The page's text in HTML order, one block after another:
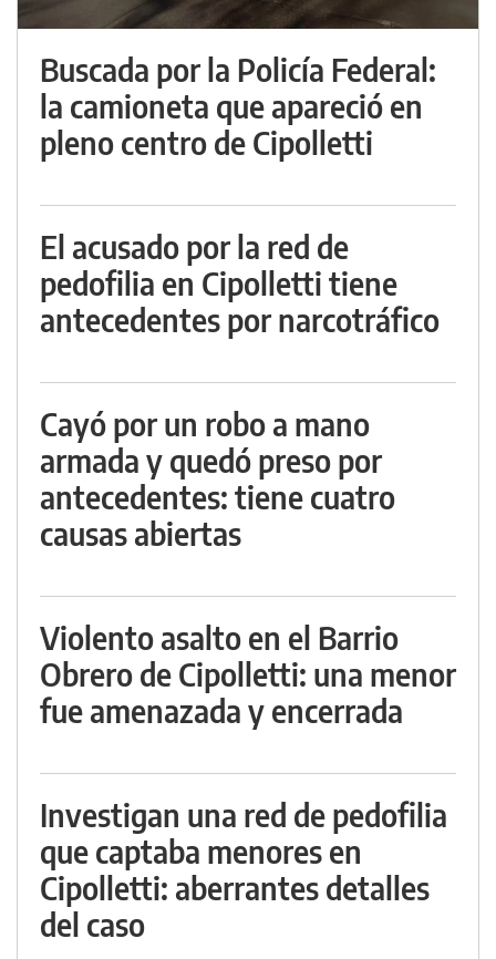
Buscada por la Policía Federal:
la camioneta que apareció en
pleno centro de Cipolletti
El acusado por la red de
pedofilia en Cipolletti tiene
antecedentes por narcotráfico
Cayó por un robo a mano
armada y quedó preso por
antecedentes: tiene cuatro
causas abiertas
Violento asalto en el Barrio
Obrero de Cipolletti: una menor
fue amenazada y encerrada
Investigan una red de pedofilia
que captaba menores en
Cipolletti: aberrantes detalles
del caso